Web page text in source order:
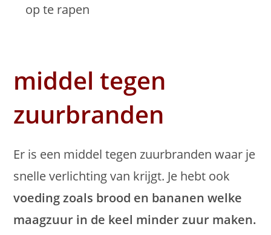
op te rapen
middel tegen
zuurbranden
Er is een middel tegen zuurbranden waar je
snelle verlichting van krijgt. Je hebt ook
voeding zoals brood en bananen welke
maagzuur in de keel minder zuur maken.